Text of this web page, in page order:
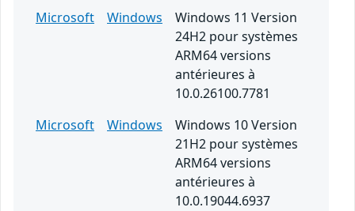
Microsoft
Windows
Windows 11 Version
24H2 pour systèmes
ARM64 versions
antérieures à
10.0.26100.7781
Microsoft
Windows
Windows 10 Version
21H2 pour systèmes
ARM64 versions
antérieures à
10.0.19044.6937